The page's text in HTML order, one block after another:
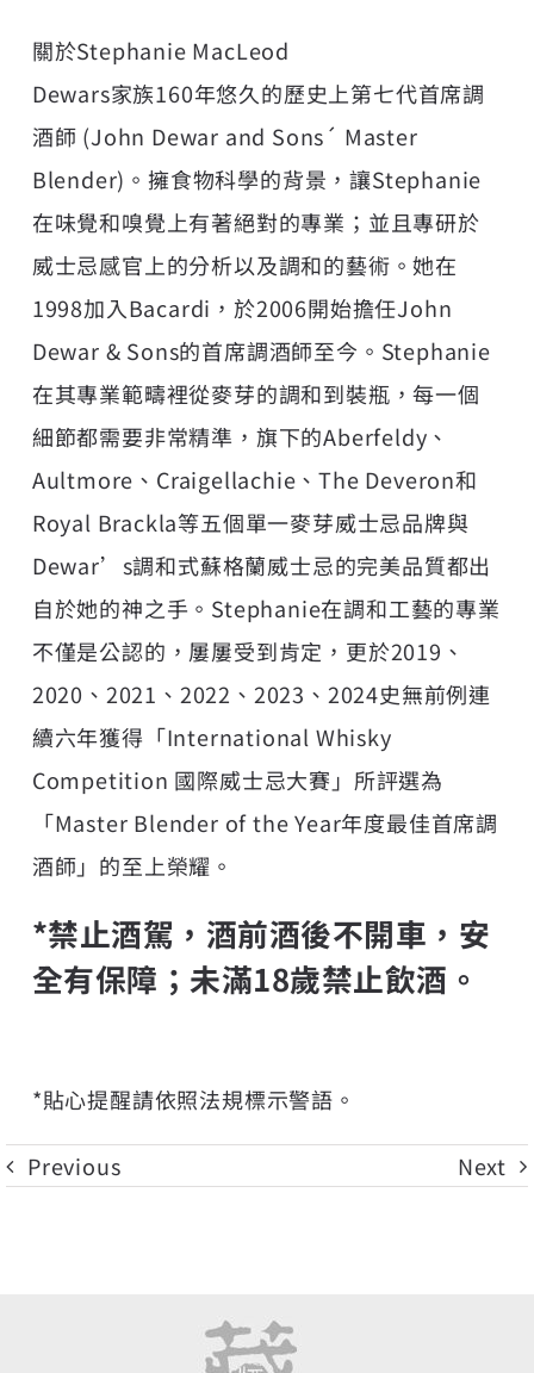
關於Stephanie MacLeod
Dewars家族160年悠久的歷史上第七代首席調
酒師 (John Dewar and Sons´ Master
Blender)。擁食物科學的背景，讓Stephanie
在味覺和嗅覺上有著絕對的專業；並且專研於
威士忌感官上的分析以及調和的藝術。她在
1998加入Bacardi，於2006開始擔任John
Dewar & Sons的首席調酒師至今。Stephanie
在其專業範疇裡從麥芽的調和到裝瓶，每一個
細節都需要非常精準，旗下的Aberfeldy、
Aultmore、Craigellachie、The Deveron和
Royal Brackla等五個單一麥芽威士忌品牌與
Dewar’s調和式蘇格蘭威士忌的完美品質都出
自於她的神之手。Stephanie在調和工藝的專業
不僅是公認的，屢屢受到肯定，更於2019、
2020、2021、2022、2023、2024史無前例連
續六年獲得「International Whisky
Competition 國際威士忌大賽」所評選為
「Master Blender of the Year年度最佳首席調
酒師」的至上榮耀。
*禁止酒駕，酒前酒後不開車，安
全有保障；未滿18歲禁止飲酒。
*貼心提醒請依照法規標示警語。
Previous Next